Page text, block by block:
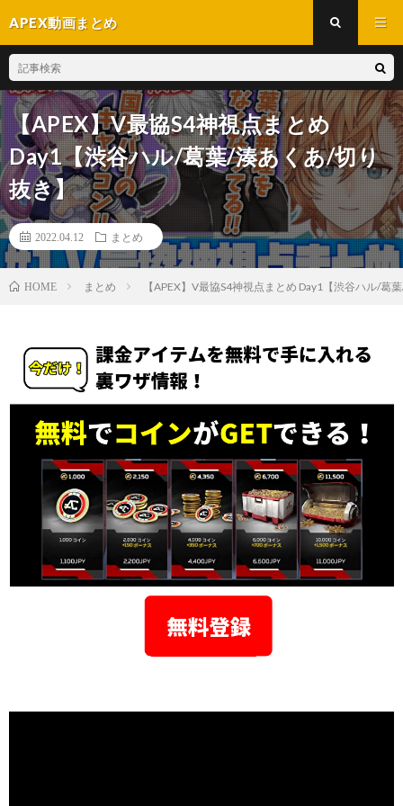
APEX動画まとめ
【APEX】V最協S4神視点まとめ
Day1【渋谷ハル/葛葉/湊あくあ/切り
抜き】
2022.04.12 まとめ
HOME まとめ 【APEX】V最協S4神視点まとめ Day1【渋谷ハル/葛